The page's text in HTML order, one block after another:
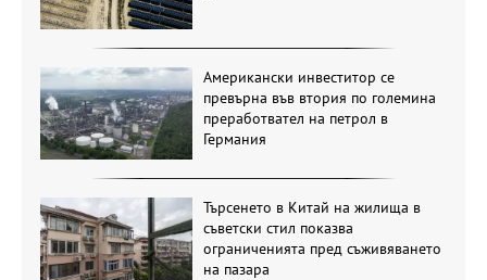
Американски инвеститор се
превърна във втория по големина
преработвател на петрол в
Германия
Търсенето в Китай на жилища в
съветски стил показва
ограниченията пред съживяването
на пазара